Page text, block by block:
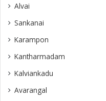
Alvai
Sankanai
Karampon
Kantharmadam
Kalviankadu
Avarangal